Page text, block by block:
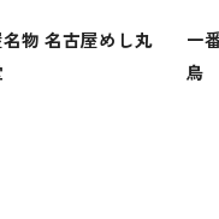
物 名古屋めし丸
一
鳥